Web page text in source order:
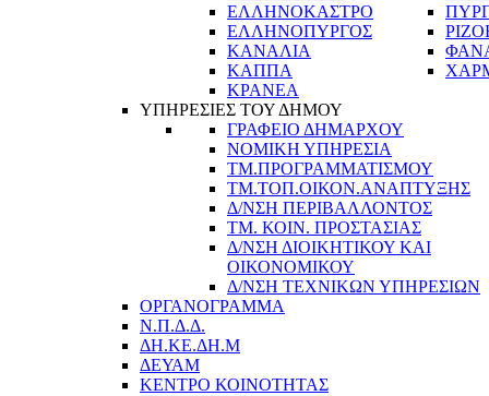
ΕΛΛΗΝΟΚΑΣΤΡΟ
ΕΛΛΗΝΟΠΥΡΓΟΣ
ΚΑΝΑΛΙΑ
ΚΑΠΠΑ
ΚΡΑΝΕΑ
ΥΠΗΡΕΣΙΕΣ ΤΟΥ ΔΗΜΟΥ
ΓΡΑΦΕΙΟ ΔΗΜΑΡΧΟΥ
ΝΟΜΙΚΗ ΥΠΗΡΕΣΙΑ
ΤΜ.ΠΡΟΓΡΑΜΜΑΤΙΣΜΟΥ
ΤΜ.ΤΟΠ.ΟΙΚΟΝ.ΑΝΑΠΤΥΞΗΣ
Δ/ΝΣΗ ΠΕΡΙΒΑΛΛΟΝΤΟΣ
ΤΜ. ΚΟΙΝ. ΠΡΟΣΤΑΣΙΑΣ
Δ/ΝΣΗ ΔΙΟΙΚΗΤΙΚΟΥ ΚΑΙ
ΟΙΚΟΝΟΜΙΚΟΥ
Δ/ΝΣΗ ΤΕΧΝΙΚΩΝ ΥΠΗΡΕΣΙΩΝ
ΟΡΓΑΝΟΓΡΑΜΜΑ
Ν.Π.Δ.Δ.
ΔΗ.ΚΕ.ΔΗ.Μ
ΔΕΥΑΜ
ΚΕΝΤΡΟ ΚΟΙΝΟΤΗΤΑΣ